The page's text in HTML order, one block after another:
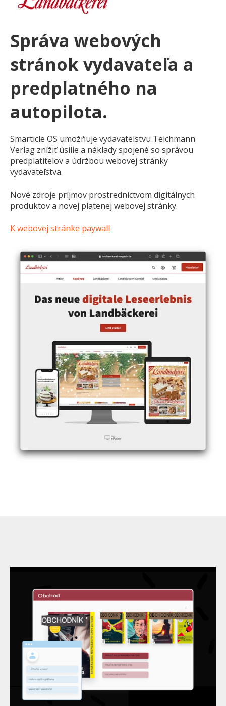
Správa webových
stránok vydavateľa a
predplatného na
autopilota.
Smarticle OS umožňuje vydavateľstvu Teichmann
Verlag znížiť úsilie a náklady spojené so správou
predplatiteľov a údržbou webovej stránky
vydavateľstva.
Nové zdroje príjmov prostredníctvom digitálnych
produktov a novej platenej webovej stránky.
K webovej stránke paywall